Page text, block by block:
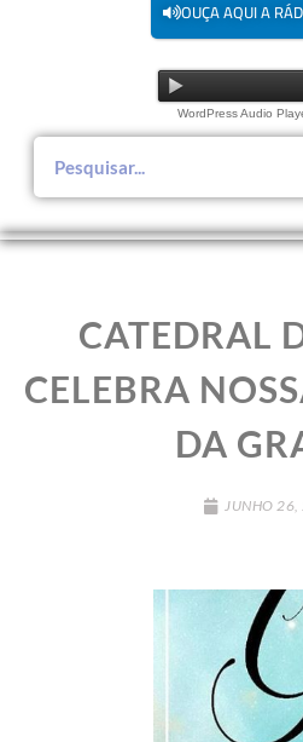
OUÇA AQUI A
WordPress Audio
CATEDRAL
CELEBRA
DA
JUNHO